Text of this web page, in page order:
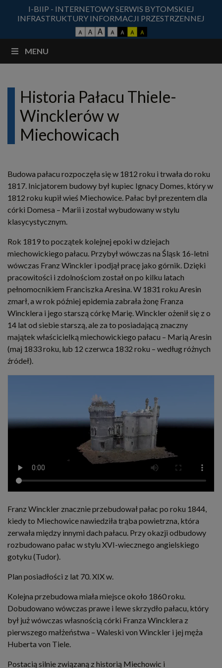
I-BIIP - INTERNETOWY SERWIS BYTOMSKIEJ
INFRASTRUKTURY INFORMACJI PRZESTRZENNEJ
MENU
Historia Pałacu Thiele-
Wincklerów w
Miechowicach
Budowa pałacu rozpoczęła się w 1812 roku i trwała do roku
1817. Inicjatorem budowy był kupiec Ignacy Domes, który w
1812 roku kupił wieś Miechowice. Pałac był prezentem dla
córki Domesa – Marii i został wybudowany w stylu
klasycystycznym.
Rok 1819 to początek kolejnej epoki w dziejach
miechowickiego pałacu. Przybył wówczas na Śląsk 16-letni
wówczas Franz Winckler i podjął pracę jako górnik. Dzięki
pracowitości i zdolnościom został on po kilku latach
pełnomocnikiem Franciszka Aresina. W 1831 roku Aresin
zmarł, a w rok później epidemia zabrała żonę Franza
Wincklera i jego starszą córkę Marię. Winckler ożenił się z o
14 lat od siebie starszą, ale za to posiadającą znaczny
majątek właścicielką miechowickiego pałacu – Marią Aresin
(maj 1833 roku, lub 12 czerwca 1832 roku – według różnych
źródeł).
Franz Winckler znacznie przebudował pałac po roku 1844,
kiedy to Miechowice nawiedziła trąba powietrzna, która
zerwała między innymi dach pałacu. Przy okazji odbudowy
rozbudowano pałac w stylu XVI-wiecznego angielskiego
gotyku (Tudor).
Plan posiadłości z lat 70. XIX w.
Kolejna przebudowa miała miejsce około 1860 roku.
Dobudowano wówczas prawe i lewe skrzydło pałacu, który
był już wówczas własnością córki Franza Wincklera z
pierwszego małżeństwa – Waleski von Winckler i jej męża
Huberta von Tiele.
Postacią silnie związaną z historią Miechowic i